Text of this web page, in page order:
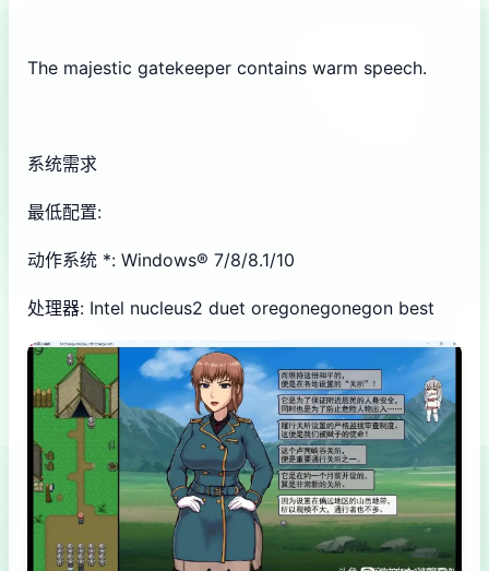
The majestic gatekeeper contains warm speech.
系统需求
最低配置:
动作系统 *: Windows® 7/8/8.1/10
处理器: Intel nucleus2 duet oregonegonegon best